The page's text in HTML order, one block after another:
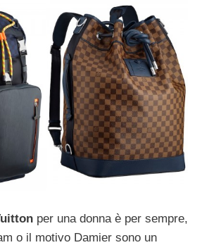
per una donna è per sempre,
o il motivo Damier sono un